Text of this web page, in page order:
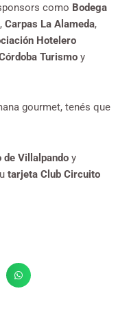
como Bodega
, Carpas La Alameda,
Hotelero
Turismo y
gourmet, tenés que
de Villalpando y
tarjeta Club Circuito